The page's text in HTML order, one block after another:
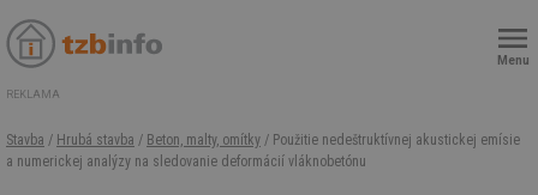
Menu
REKLAMA
Stavba / Hrubá stavba / Beton, malty, omítky / Použitie nedeštruktívnej akustickej emísie
a numerickej analýzy na sledovanie deformácií vláknobetónu